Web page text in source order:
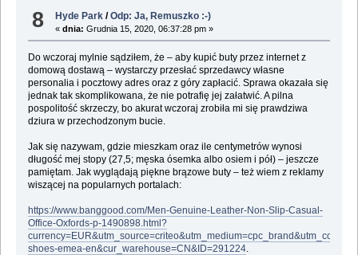
8 Hyde Park /Odp: Ja, Remuszko :-)
«dnia: Grudnia 15, 2020, 06:37:28 pm »
Do wczoraj mylnie sądziłem, że – aby kupić buty przez internet z
domową dostawą – wystarczy przesłać sprzedawcy własne
personalia i pocztowy adres oraz z góry zapłacić. Sprawa okazała się
jednak tak skomplikowana, że nie potrafię jej załatwić. A pilna
pospolitość skrzeczy, bo akurat wczoraj zrobiła mi się prawdziwa
dziura w przechodzonym bucie.
Jak się nazywam, gdzie mieszkam oraz ile centymetrów wynosi
długość mej stopy (27,5; męska ósemka albo osiem i pół) – jeszcze
pamiętam. Jak wyglądają piękne brązowe buty – też wiem z reklamy
wiszącej na popularnych portalach:
https://www.banggood.com/Men-Genuine-Leather-Non-Slip-Casual-
Office-Oxfords-p-1490898.html?
shoes-emea-en&cur_warehouse=CN&ID=291224.